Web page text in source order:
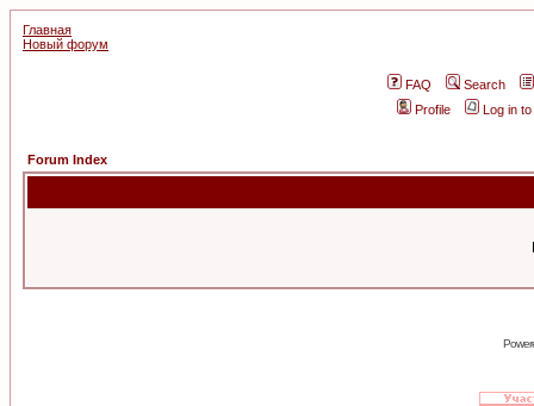
Главная
Новый форум
FAQ
Search
Profile
Log in
Forum Index